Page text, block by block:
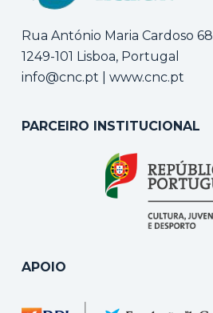
Rua António Maria Cardoso 68
1249-101 Lisboa, Portugal
info@cnc.pt
www.cnc.pt
PARCEIRO INSTITUCIONAL
APOIO